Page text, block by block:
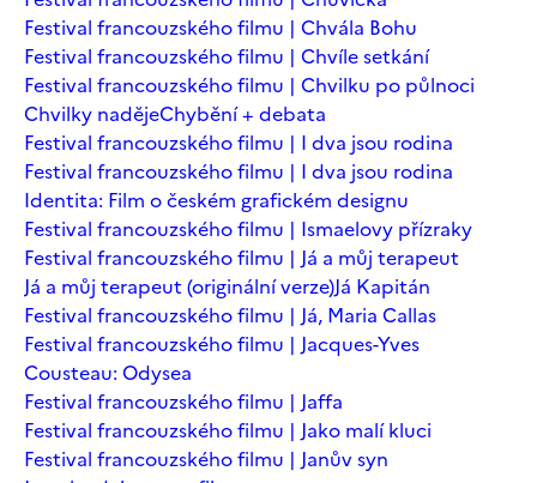
Festival francouzského filmu | Chvála Bohu
Festival francouzského filmu | Chvíle setkání
Festival francouzského filmu | Chvilku po půlnoci
Chvilky nadějeChybění + debata
Festival francouzského filmu | I dva jsou rodina
Festival francouzského filmu | I dva jsou rodina
Identita: Film o českém grafickém designu
Festival francouzského filmu | Ismaelovy přízraky
Festival francouzského filmu | Já a můj terapeut
Já a můj terapeut (originální verze)Já Kapitán
Festival francouzského filmu | Já, Maria Callas
Festival francouzského filmu | Jacques-Yves
Cousteau: Odysea
Festival francouzského filmu | Jaffa
Festival francouzského filmu | Jako malí kluci
Festival francouzského filmu | Janův syn